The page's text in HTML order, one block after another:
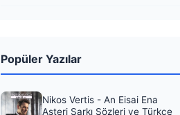
Popüler Yazılar
Nikos Vertis - An Eisai Ena
Asteri Şarkı Sözleri ve Türkçe